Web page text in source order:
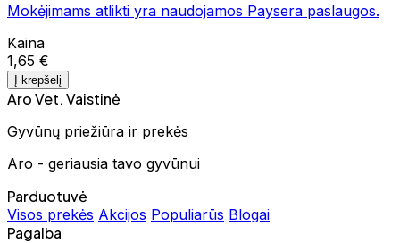
Mokėjimams atlikti yra naudojamos Paysera paslaugos.
Kaina
1,65 €
Į krepšelį
Aro Vet. Vaistinė
Gyvūnų priežiūra ir prekės
Aro - geriausia tavo gyvūnui
Parduotuvė
Visos prekės Akcijos Populiarūs Blogai
Pagalba